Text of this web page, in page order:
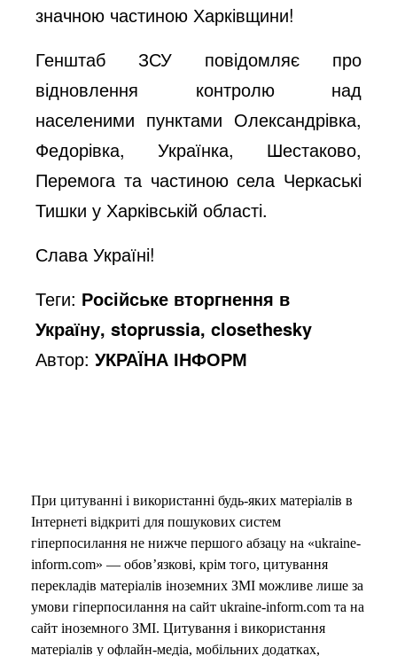
значною частиною Харківщини!
Генштаб ЗСУ повідомляє про
відновлення контролю над
населеними пунктами Олександрівка,
Федорівка, Українка, Шестаково,
Перемога та частиною села Черкаські
Тишки у Харківській області.
Слава Україні!
Теги: Російське вторгнення в
Україну, stoprussia, closethesky
Автор:УКРАЇНА ІНФОРМ
При цитуванні і використанні будь-яких матеріалів в
Інтернеті відкриті для пошукових систем
гіперпосилання не нижче першого абзацу на «ukraine-
inform.com» — обов’язкові, крім того, цитування
перекладів матеріалів іноземних ЗМІ можливе лише за
умови гіперпосилання на сайт ukraine-inform.com та на
сайт іноземного ЗМІ. Цитування і використання
матеріалів у офлайн-медіа, мобільних додатках,